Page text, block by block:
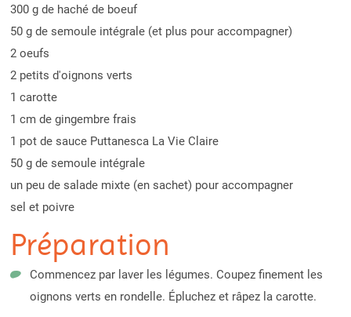
300 g de haché de boeuf
50 g de semoule intégrale (et plus pour accompagner)
2 oeufs
2 petits d'oignons verts
1 carotte
1 cm de gingembre frais
1 pot de sauce Puttanesca La Vie Claire
50 g de semoule intégrale
un peu de salade mixte (en sachet) pour accompagner
sel et poivre
Préparation
Commencez par laver les légumes. Coupez finement les
oignons verts en rondelle. Épluchez et râpez la carotte.